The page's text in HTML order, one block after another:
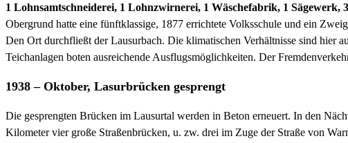
1 Lohnsamtschneiderei, 1 Lohnzwirnerei, 1 Wäschefabrik, 1 Sägewerk,
Obergrund hatte eine fünftklassige, 1877 errichtete Volksschule und ein
Den Ort durchfließt der Lausurbach. Die klimatischen Verhältnisse sind hier
Teichanlagen boten ausreichende Ausflugsmöglichkeiten. Der
1938 – Oktober, Lasurbrücken gesprengt
Die gesprengten Brücken im Lausurtal werden in Beton erneuert. In den
Kilometer vier große Straßenbrücken, u. zw. drei im Zuge der Straße von